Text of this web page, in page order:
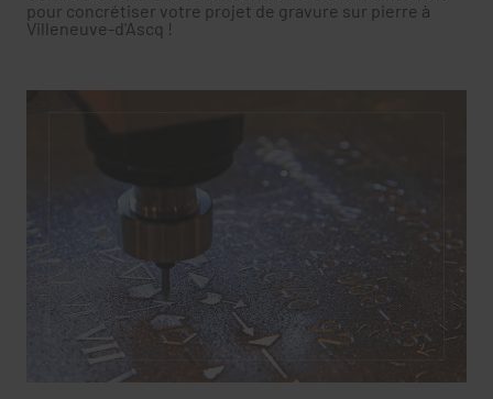
pour concrétiser votre projet de gravure sur pierre à
Villeneuve-d'Ascq !